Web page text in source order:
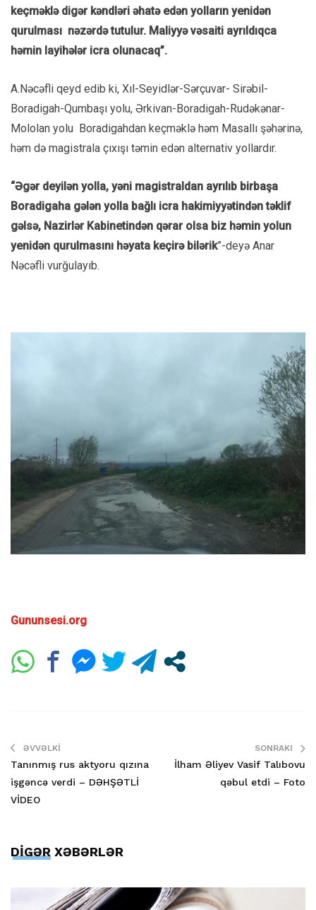
keçməklə digər kəndləri əhatə edən yolların yenidən
qurulması nəzərdə tutulur. Maliyyə vəsaiti ayrıldıqca
həmin layihələr icra olunacaq”.
A.Nəcəfli qeyd edib ki, Xıl-Seyidlər-Sərçuvar- Sirəbil-
Boradigah-Qumbaşı yolu, Ərkivan-Boradigah-Rudəkənar-
Mololan yolu Boradigahdan keçməklə həm Masallı şəhərinə,
həm də magistrala çıxışı təmin edən alternativ yollardır.
“Əgər deyilən yolla, yəni magistraldan ayrılıb birbaşa
Boradigaha gələn yolla bağlı icra hakimiyyətindən təklif
gəlsə, Nazirlər Kabinetindən qərar olsa biz həmin yolun
yenidən qurulmasını həyata keçirə bilərik”-deyə Anar
Nəcəfli vurğulayıb.
Gununsesi.org
ƏVVƏLKI
Tanınmış rus aktyoru qızına
işgəncə verdi – DƏHŞƏTLİ
VİDEO
SONRAKI
İlham Əliyev Vasif Talıbovu
qəbul etdi – Foto
DİGƏR XƏBƏRLƏR